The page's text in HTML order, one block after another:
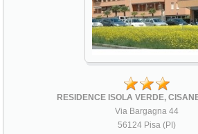
RESIDENCE ISOLA VERDE,
Via Bargagna 44
56124 Pisa (PI)